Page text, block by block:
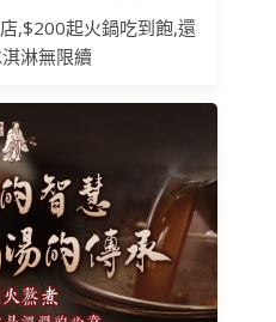
,$200起火鍋吃到飽,還
淋無限續